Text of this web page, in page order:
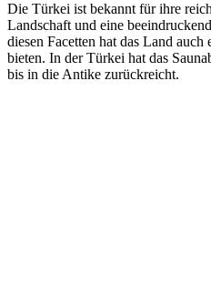
Die Türkei ist bekannt für ihre
Landschaft und eine
diesen Facetten hat das Land
bieten. In der Türkei hat das
bis in die Antike zurückreicht.